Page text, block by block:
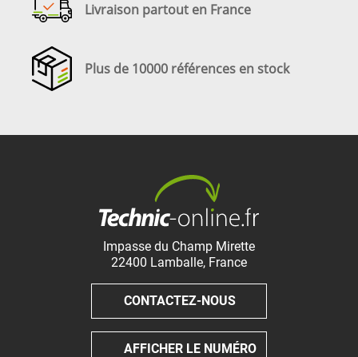
Livraison partout en France
Plus de 10000 références en stock
Impasse du Champ Mirette
22400 Lamballe, France
CONTACTEZ-NOUS
AFFICHER LE NUMÉRO